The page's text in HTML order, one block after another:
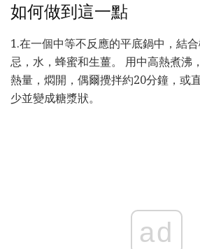
如何做到這一點
1.在一個中等不反應的平底鍋中，結
忌，水，蜂蜜和生薑。 用中高熱煮沸
熱量，燜開，偶爾攪拌約20分鐘，或
少並變成糖漿狀。
ad